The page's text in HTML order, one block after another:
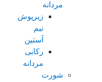
مردانه
زیرپوش
نیم
آستین
رکابی
مردانه
شورت